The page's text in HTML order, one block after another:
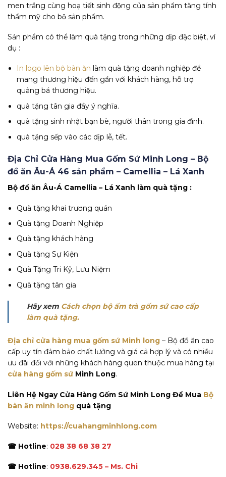
men trắng cùng hoạ tiết sinh động của sản phẩm tăng tính
thẩm mỹ cho bộ sản phẩm.
Sản phẩm có thể làm quà tặng trong những dịp đặc biệt, ví
dụ :
In logo lên bộ bàn ăn làm quà tặng doanh nghiệp để
mang thương hiệu đến gần với khách hàng, hỗ trợ
quảng bá thương hiệu.
quà tặng tân gia đầy ý nghĩa.
quà tặng sinh nhật bạn bè, người thân trong gia đình.
quà tặng sếp vào các dịp lễ, tết.
Địa Chỉ Cửa Hàng Mua Gốm Sứ Minh Long – Bộ
đồ ăn Âu-Á 46 sản phẩm – Camellia – Lá Xanh
Bộ đồ ăn Âu-Á Camellia – Lá Xanh làm quà tặng :
Quà tặng khai trương quán
Quà tặng Doanh Nghiệp
Quà tặng khách hàng
Quà tặng Sự Kiện
Quà Tặng Tri Kỷ, Lưu Niệm
Quà tặng tân gia
Hãy xem Cách chọn bộ ấm trà gốm sứ cao cấp
làm quà tặng.
Địa chỉ cửa hàng mua gốm sứ Minh long – Bộ đồ ăn cao
cấp uy tín đảm bảo chất lưởng và giá cả hợp lý và có nhiều
ưu đãi đối với những khách hàng quen thuộc mua hàng tại
cửa hàng gốm sứ Minh Long.
Liên Hệ Ngay Cửa Hàng Gốm Sứ Minh Long Để Mua Bộ
bàn ăn minh long quà tặng
Website: https://cuahangminhlong.com
☎ Hotline: 028 38 68 38 27
☎ Hotline: 0938.629.345 – Ms. Chi